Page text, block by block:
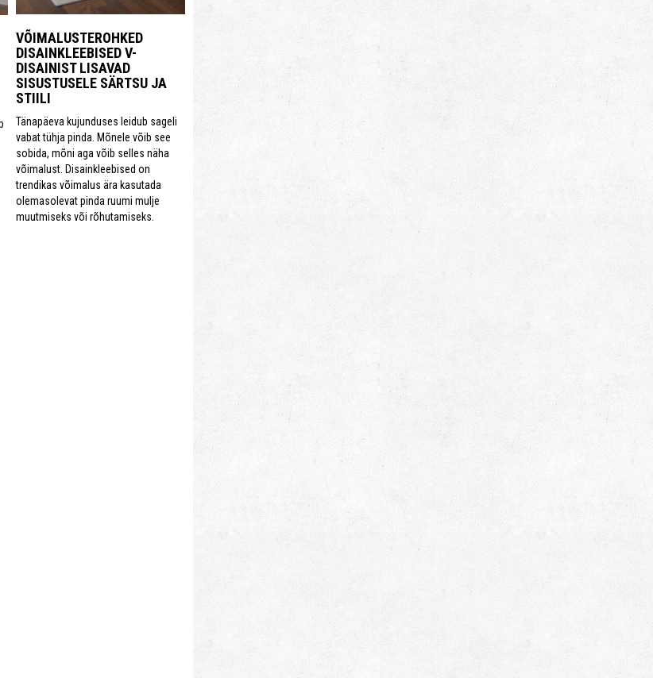
VÕIMALUSTEROHKED
DISAINKLEEBISED V-
DISAINIST LISAVAD
SISUSTUSELE SÄRTSU JA
STIILI
Tänapäeva kujunduses leidub sageli
vabat tühja pinda. Mõnele võib see
sobida, mõni aga võib selles näha
võimalust. Disainkleebised on
trendikas võimalus ära kasutada
olemasolevat pinda ruumi mulje
muutmiseks või rõhutamiseks.